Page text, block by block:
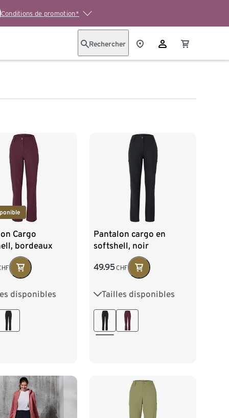
Conditions de promotion*
Rechercher
Cargo
bordeaux
disponibles
38 40 42
46
Pantalon cargo en
softshell, noir
49.95CHF
Tailles disponibles
36 38 40 42
44 46